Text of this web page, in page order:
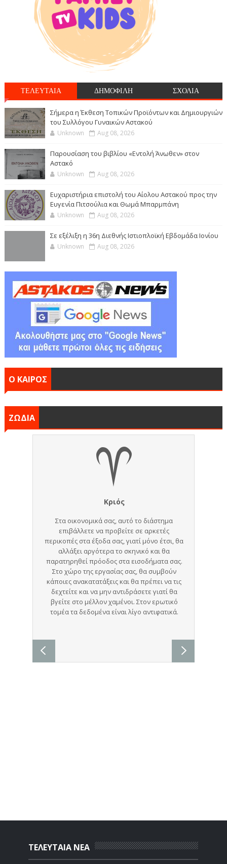
ΤΕΛΕΥΤΑΙΑ ΔΗΜΟΦΙΛΗ ΣΧΟΛΙΑ
Σήμερα η Έκθεση Τοπικών Προϊόντων και Δημιουργιών
του Συλλόγου Γυναικών Αστακού
Unknown Aug 08, 2026
Παρουσίαση του βιβλίου «Εντολή Άνωθεν» στον
Αστακό
Unknown Aug 08, 2026
Ευχαριστήρια επιστολή του Αίολου Αστακού προς την
Ευγενία Πιτσούλια και Θωμά Μπαρμπάνη
Unknown Aug 08, 2026
Σε εξέλιξη η 36η Διεθνής Ιστιοπλοϊκή Εβδομάδα Ιονίου
Unknown Aug 08, 2026
Ο ΚΑΙΡΟΣ
ΖΩΔΙΑ
ΤΕΛΕΥΤΑΙΑ ΝΕΑ